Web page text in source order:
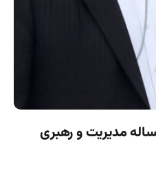
مدیریت و رهبری